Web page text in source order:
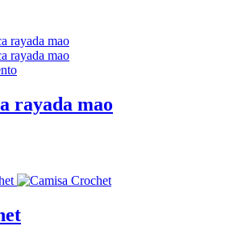
rayada mao